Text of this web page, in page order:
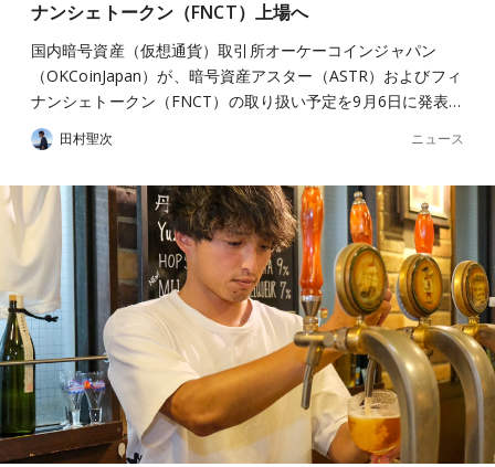
ナンシェトークン（FNCT）上場へ
国内暗号資産（仮想通貨）取引所オーケーコインジャパン
（OKCoinJapan）が、暗号資産アスター（ASTR）およびフィ
ナンシェトークン（FNCT）の取り扱い予定を9月6日に発表…
田村聖次 ニュース